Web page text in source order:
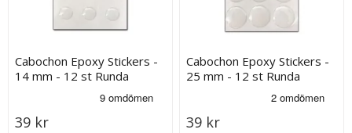
Cabochon Epoxy Stickers -
14 mm - 12 st Runda
39 kr
Cabochon Epoxy Stickers -
25 mm - 12 st Runda
39 kr